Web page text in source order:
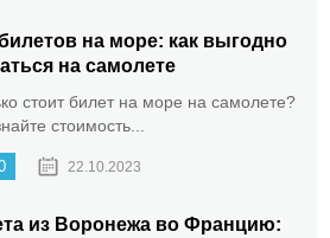
на море: как выгодно
на самолете
стоит билет на море на самолете?
стоимость...
22.10.2023
из Воронежа во Францию: